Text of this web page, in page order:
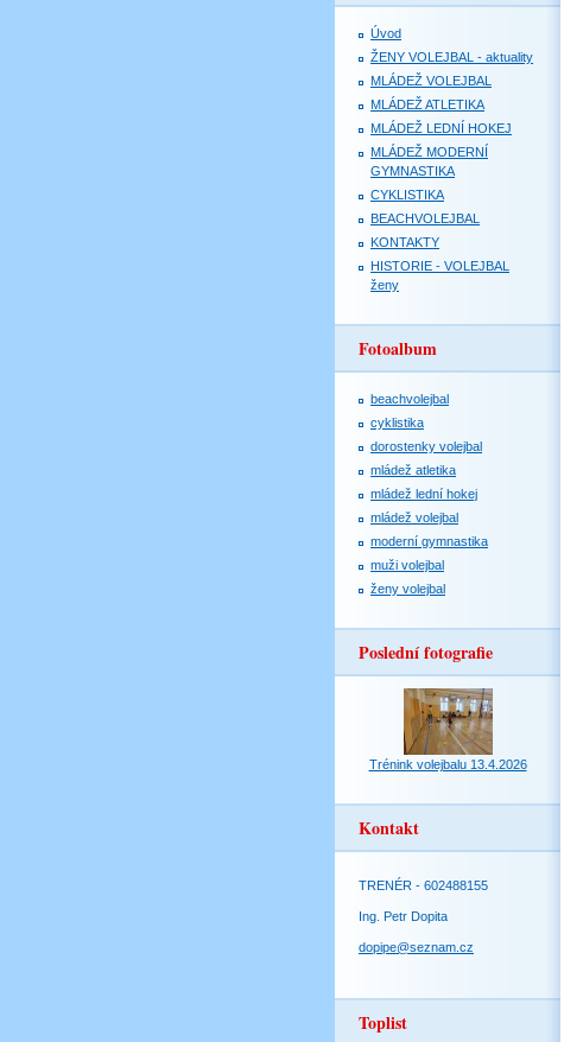
Úvod
ŽENY VOLEJBAL - aktuality
MLÁDEŽ VOLEJBAL
MLÁDEŽ ATLETIKA
MLÁDEŽ LEDNÍ HOKEJ
MLÁDEŽ MODERNÍ
GYMNASTIKA
CYKLISTIKA
BEACHVOLEJBAL
KONTAKTY
HISTORIE - VOLEJBAL
ženy
Fotoalbum
beachvolejbal
cyklistika
dorostenky volejbal
mládež atletika
mládež lední hokej
mládež volejbal
moderní gymnastika
muži volejbal
ženy volejbal
Poslední fotografie
Trénink volejbalu 13.4.2026
Kontakt
TRENÉR - 602488155
Ing. Petr Dopita
dopipe@seznam.cz
Toplist